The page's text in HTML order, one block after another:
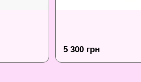
5 300 грн